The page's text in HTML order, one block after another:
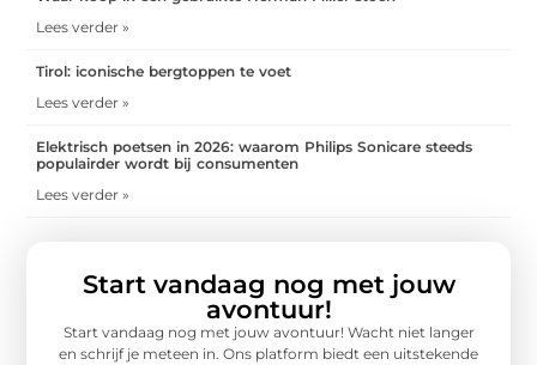
Lees verder »
Tirol: iconische bergtoppen te voet
Lees verder »
Elektrisch poetsen in 2026: waarom Philips Sonicare steeds
populairder wordt bij consumenten
Lees verder »
Start vandaag nog met jouw
avontuur!
Start vandaag nog met jouw avontuur! Wacht niet langer
en schrijf je meteen in. Ons platform biedt een uitstekende